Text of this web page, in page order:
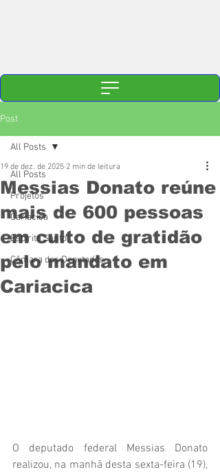
Post
All Posts
Projetos
Cariacica
Espírito Santo
Câmara dos Deputados
All Posts
Messias Donato reúne
mais de 600 pessoas
em culto de gratidão
pelo mandato em
Cariacica
19 de dez. de 2025 2 min de leitura
O deputado federal Messias Donato
realizou, na manhã desta sexta-feira (19),